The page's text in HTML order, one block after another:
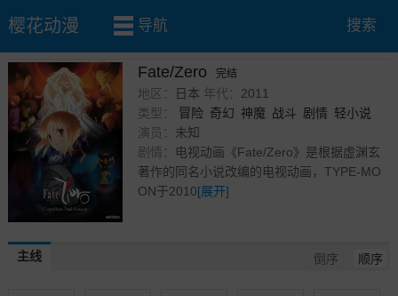
樱花动漫 导航 搜索
Fate/Zero 完结
地区： 日本 年代： 2011
类型：
冒险 奇幻 神魔 战斗 剧情 轻小说
日本动漫
番剧
演员： 未知
剧情：
电视动画《Fate/Zero》是根据虚渊玄
著作的同名小说改编的电视动画，TYPE-MO
ON于2010[展开]
主线 倒序 顺序